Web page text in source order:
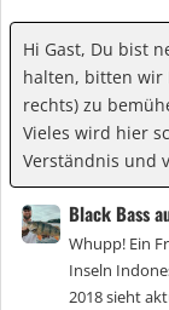
Hi Gast, Du bist
halten, bitten wir
rechts) zu
Vieles wird hier
Verständnis und
Black Bass
Whupp! Ein
Inseln
2018 sieht